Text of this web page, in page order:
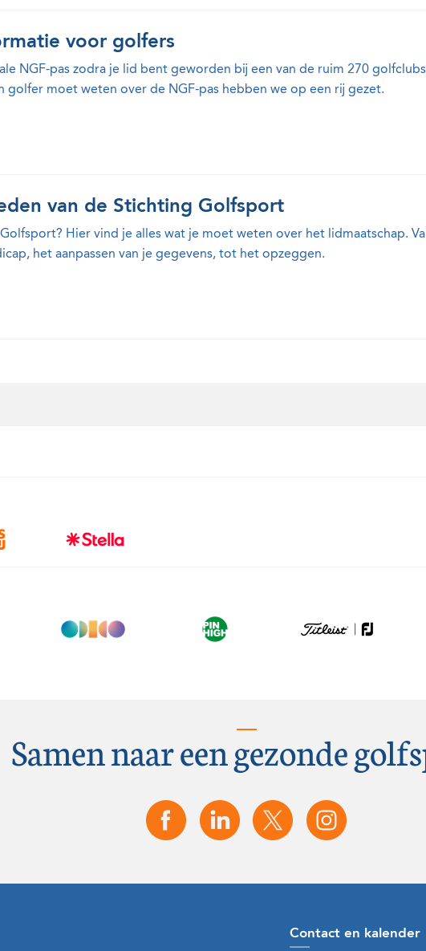
voor golfers
NGF-pas zodra je lid bent geworden bij een van de ruim 270 golfclubs
golfer moet weten over de NGF-pas hebben we op een rij gezet.
van de Stichting Golfsport
Hier vind je alles wat je moet weten over het lidmaatschap.
het aanpassen van je gegevens, tot het opzeggen.
Samen naar een gezonde
Contact en kalender